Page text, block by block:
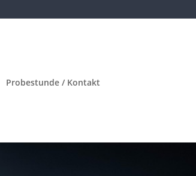
Probestunde / Kontakt